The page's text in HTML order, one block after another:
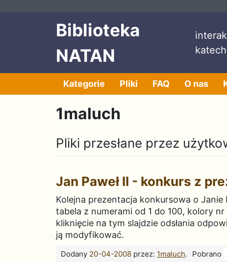
Biblioteka
NATAN
Kategorie Pliki FAQ O nas
1maluch
Pliki przesłane przez
Jan Paweł II - konkurs z
Kolejna prezentacja konkursowa o
tabela z numerami od 1 do 100, kolory
kliknięcie na tym slajdzie odsłania
ją modyfikować.
Dodany 20-04-2008 przez: 1maluch. Pobrano